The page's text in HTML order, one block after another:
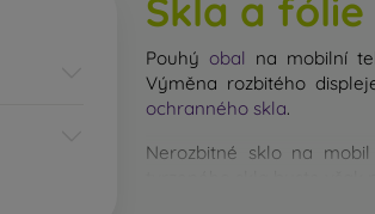
Skla a fólie
Pouhý obal na mobilní
Výměna rozbitého
ochranného skla.
Nerozbitné sklo na
Na trhu existuje více